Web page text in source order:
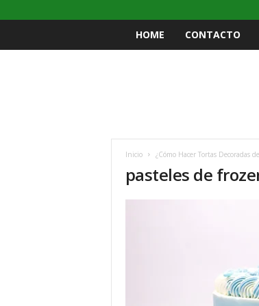
HOME CONTACTO
Inicio ¿Cómo Hacer Tortas Decoradas
pasteles de